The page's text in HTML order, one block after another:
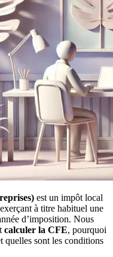
est un impôt local
à titre habituel une
d’imposition. Nous
calculer la CFE, pourquoi
quelles sont les conditions